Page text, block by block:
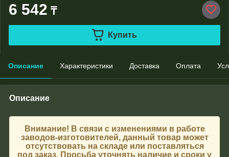
6 542 ₸
Купить
Описание Характеристики Доставка Оплата
Описание
Внимание! В связи с изменениями в работе
заводов-изготовителей, данный товар может
отсутствовать на складе или поставляться
под заказ. Просьба уточнять наличие и сроки у